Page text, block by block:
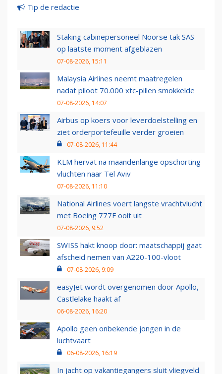
Tip de redactie
Staking cabinepersoneel Noorse tak SAS
op laatste moment afgeblazen
07-08-2026, 15:11
Malaysia Airlines neemt maatregelen
nadat piloot 70.000 xtc-pillen smokkelde
07-08-2026, 14:07
Airbus op koers voor leverdoelstelling en
ziet orderportefeuille verder groeien
07-08-2026, 11:44
KLM hervat na maandenlange opschorting
vluchten naar Tel Aviv
07-08-2026, 11:10
National Airlines voert langste vrachtvlucht
met Boeing 777F ooit uit
07-08-2026, 9:52
SWISS hakt knoop door: maatschappij gaat
afscheid nemen van A220-100-vloot
07-08-2026, 9:09
easyJet wordt overgenomen door Apollo,
Castlelake haakt af
06-08-2026, 16:20
Apollo geen onbekende jongen in de
luchtvaart
06-08-2026, 16:19
In jacht op vakantiegangers sluit vliegveld